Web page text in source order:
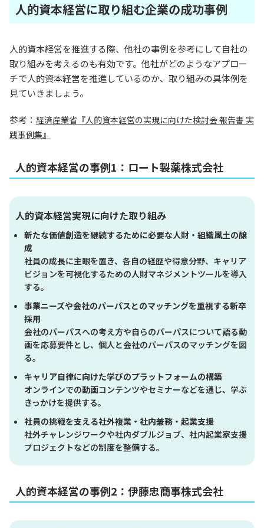
人的資本経営に取り組む企業の成功事例
人的資本経営を推進する際、他社の事例を参考にして自社の
取り組みを考えるのも有効です。他社がどのようなアプロー
チで人的資本経営を推進しているのか、取り組みの具体例を
見ていきましょう。
参考： 経済産業省『人的資本経営の実現に向けた検討会 報告書 実
践事例集』
人的資本経営の事例1：ロート製薬株式会社
人的資本経営実現に向けた取り組み
新たな価値創造を継続するために必要な人財・組織風土の醸
成
社員の成長に主眼を置き、各自の経歴や得意分野、キャリア
ビジョンを可視化するための人財マネジメントツールを導入
する。
事業ニーズや会社のパーパスとのマッチングを重視する新卒
採用
会社のパーパスへの考え方や自らのパーパスについて語る動
画を応募要件とし、個人と会社のパーパスのマッチングを図
る。
キャリア自律に向けた学びのプラットフォームの構築
オンラインでの動画コンテンツやセミナーなどを通じ、学ぶ
きっかけを提供する。
社員の挑戦を支える社外複業・社内兼務・起業支援
社外チャレンジワークや社内ダブルジョブ、社内起業家支援
プロジェクトなどの制度を整備する。
人的資本経営の事例2：伊藤忠商事株式会社